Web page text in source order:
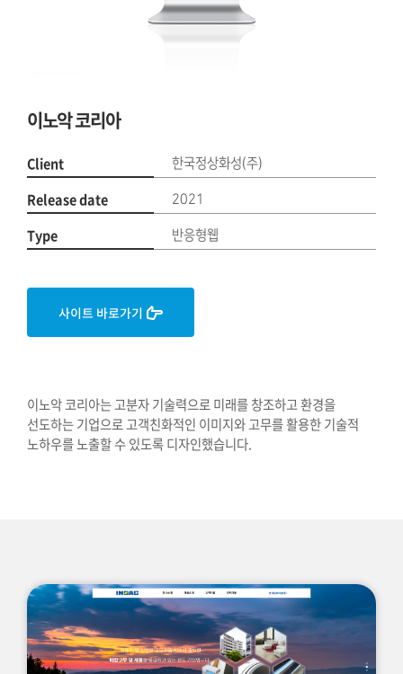
이노악 코리아
Client 한국정상화성(주)
Release date 2021
Type 반응형웹
사이트 바로가기
이노악 코리아는 고분자 기술력으로 미래를 창조하고 환경을
선도하는 기업으로고객친화적인 이미지와 고무를 활용한 기술적
노하우를 노출할 수 있도록 디자인했습니다.